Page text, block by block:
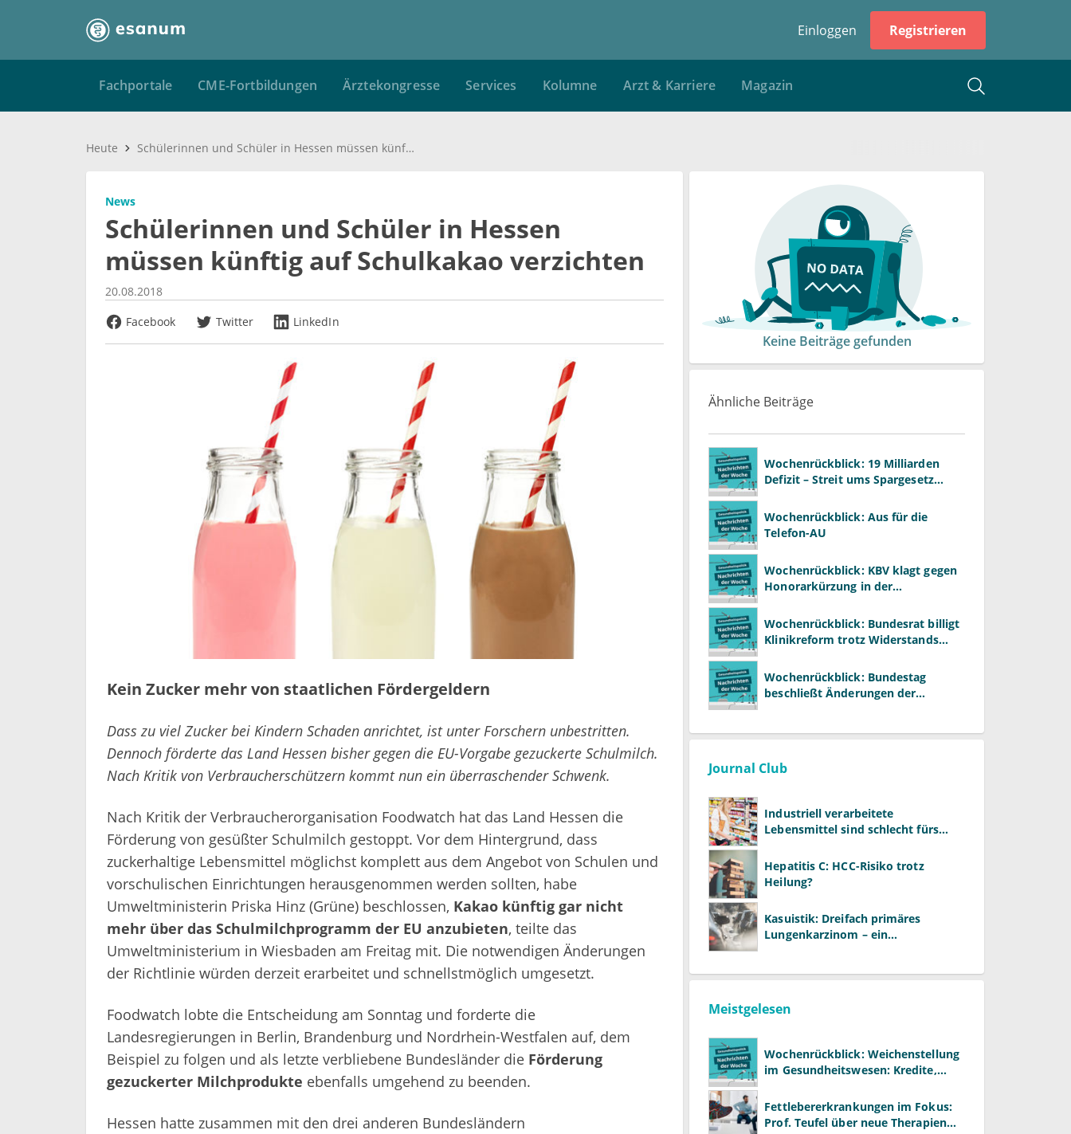
Einloggen Registrieren
Fachportale CME-Fortbildungen Ärztekongresse Services Kolumne Arzt & Karriere Magazin
Heute Schülerinnen und Schüler in Hessen müssen künftig auf Schulkakao verzichten
News
Schülerinnen und Schüler in Hessen
müssen künftig auf Schulkakao verzichten
20.08.2018
Facebook
Twitter LinkedIn
Kein Zucker mehr von staatlichen Fördergeldern
Dass zu viel Zucker bei Kindern Schaden anrichtet, ist unter Forschern unbestritten.
Dennoch förderte das Land Hessen bisher gegen die EU-Vorgabe gezuckerte Schulmilch.
Nach Kritik von Verbraucherschützern kommt nun ein überraschender Schwenk.
Nach Kritik der Verbraucherorganisation Foodwatch hat das Land Hessen die
Förderung von gesüßter Schulmilch gestoppt. Vor dem Hintergrund, dass
zuckerhaltige Lebensmittel möglichst komplett aus dem Angebot von Schulen und
vorschulischen Einrichtungen herausgenommen werden sollten, habe
Umweltministerin Priska Hinz (Grüne) beschlossen, Kakao künftig gar nicht
mehr über das Schulmilchprogramm der EU anzubieten, teilte das
Umweltministerium in Wiesbaden am Freitag mit. Die notwendigen Änderungen
der Richtlinie würden derzeit erarbeitet und schnellstmöglich umgesetzt.
Foodwatch lobte die Entscheidung am Sonntag und forderte die
Landesregierungen in Berlin, Brandenburg und Nordrhein-Westfalen auf, dem
Beispiel zu folgen und als letzte verbliebene Bundesländer die Förderung
gezuckerter Milchprodukte ebenfalls umgehend zu beenden.
Hessen hatte zusammen mit den drei anderen Bundesländern
Keine Beiträge gefunden
Ähnliche Beiträge
Wochenrückblick: 19 Milliarden
Defizit – Streit ums Spargesetz
Wochenrückblick: Aus für die
Telefon-AU
Wochenrückblick: KBV klagt gegen
Honorarkürzung in der
Wochenrückblick: Bundesrat billigt
Klinikreform trotz Widerstands
Wochenrückblick: Bundestag
beschließt Änderungen der
Journal Club
Industriell verarbeitete
Lebensmittel sind schlecht fürs
Hepatitis C: HCC-Risiko trotz
Heilung?
Kasuistik: Dreifach primäres
Lungenkarzinom – ein
Meistgelesen
Wochenrückblick: Weichenstellung
im Gesundheitswesen: Kredite,
Fettlebererkrankungen im Fokus:
Prof. Teufel über neue Therapien